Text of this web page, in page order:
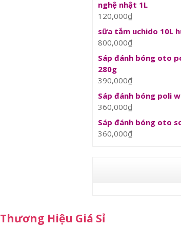
nghệ nhật 1L
120,000₫
sữa tắm uchido 10L
800,000₫
Sáp đánh bóng oto
280g
390,000₫
Sáp đánh bóng poli
360,000₫
Sáp đánh bóng oto
360,000₫
Thương Hiệu Giá Sỉ